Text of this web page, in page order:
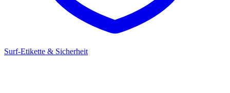
Surf-Etikette & Sicherheit